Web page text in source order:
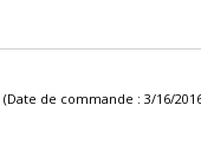
(Date de commande : 3/16/